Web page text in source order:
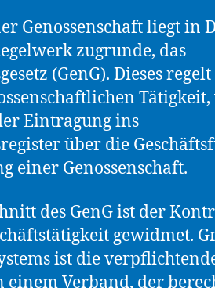
Genossenschaft liegt in
zugrunde, das
(GenG). Dieses
Eintragung ins
über die
einer Genossenschaft.
des GenG ist der
gewidmet.
ist die
Verband, der